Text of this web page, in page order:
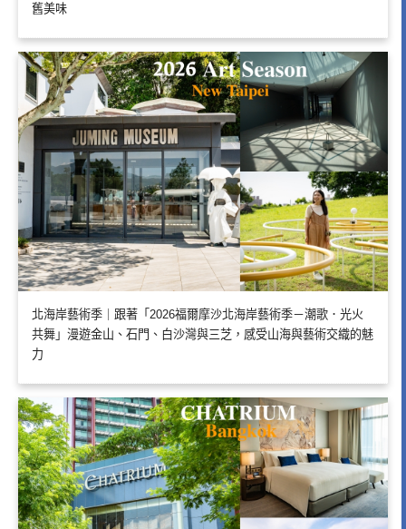
舊美味
北海岸藝術季｜跟著「2026福爾摩沙北海岸藝術季－潮歌．光火
共舞」漫遊金山、石門、白沙灣與三芝，感受山海與藝術交織的魅
力